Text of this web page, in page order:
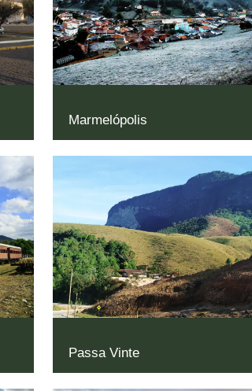
Marmelópolis
Passa Vinte